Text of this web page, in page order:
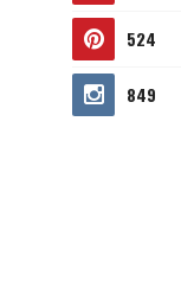
524
849